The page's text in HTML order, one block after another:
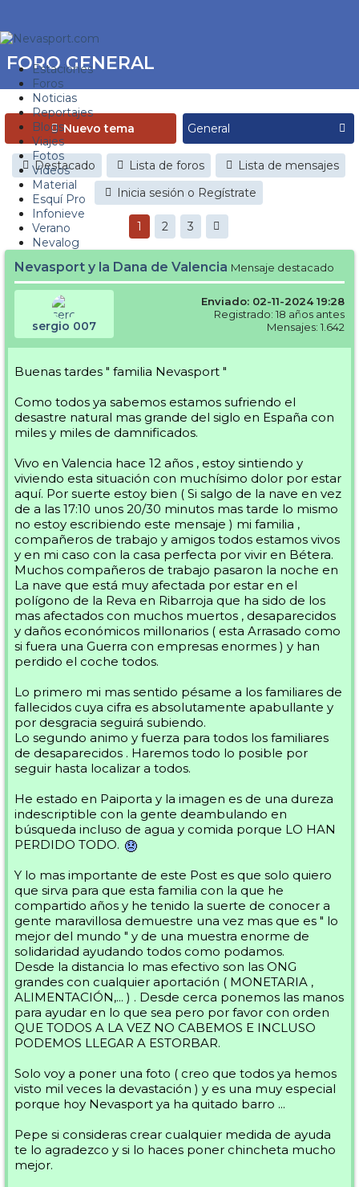
Estaciones
Foros
Noticias
Reportajes
Blogs
Viajes
Fotos
Videos
Material
Esquí Pro
Infonieve
Verano
Nevalog
FORO GENERAL
Nuevo tema
Destacado Lista de foros
Lista de mensajes
Inicia sesión o Regístrate
1 2 3
Nevasport y la Dana de Valencia Mensaje destacado
sergio 007
Enviado: 02-11-2024 19:28
Registrado: 18 años antes
Mensajes: 1.642
Buenas tardes " familia Nevasport "
Como todos ya sabemos estamos sufriendo el
desastre natural mas grande del siglo en España con
miles y miles de damnificados.
Vivo en Valencia hace 12 años , estoy sintiendo y
viviendo esta situación con muchísimo dolor por estar
aquí. Por suerte estoy bien ( Si salgo de la nave en vez
de a las 17:10 unos 20/30 minutos mas tarde lo mismo
no estoy escribiendo este mensaje ) mi familia ,
compañeros de trabajo y amigos todos estamos vivos
y en mi caso con la casa perfecta por vivir en Bétera.
Muchos compañeros de trabajo pasaron la noche en
La nave que está muy afectada por estar en el
polígono de la Reva en Ribarroja que ha sido de los
mas afectados con muchos muertos , desaparecidos
y daños económicos millonarios ( esta Arrasado como
si fuera una Guerra con empresas enormes ) y han
perdido el coche todos.
Lo primero mi mas sentido pésame a los familiares de
fallecidos cuya cifra es absolutamente apabullante y
por desgracia seguirá subiendo.
Lo segundo animo y fuerza para todos los familiares
de desaparecidos . Haremos todo lo posible por
seguir hasta localizar a todos.
He estado en Paiporta y la imagen es de una dureza
indescriptible con la gente deambulando en
búsqueda incluso de agua y comida porque LO HAN
PERDIDO TODO.
Y lo mas importante de este Post es que solo quiero
que sirva para que esta familia con la que he
compartido años y he tenido la suerte de conocer a
gente maravillosa demuestre una vez mas que es " lo
mejor del mundo " y de una muestra enorme de
solidaridad ayudando todos como podamos.
Desde la distancia lo mas efectivo son las ONG
grandes con cualquier aportación ( MONETARIA ,
ALIMENTACIÓN,... ) . Desde cerca ponemos las manos
para ayudar en lo que sea pero por favor con orden
QUE TODOS A LA VEZ NO CABEMOS E INCLUSO
PODEMOS LLEGAR A ESTORBAR.
Solo voy a poner una foto ( creo que todos ya hemos
visto mil veces la devastación ) y es una muy especial
porque hoy Nevasport ya ha quitado barro ...
Pepe si consideras crear cualquier medida de ayuda
te lo agradezco y si lo haces poner chincheta mucho
mejor.